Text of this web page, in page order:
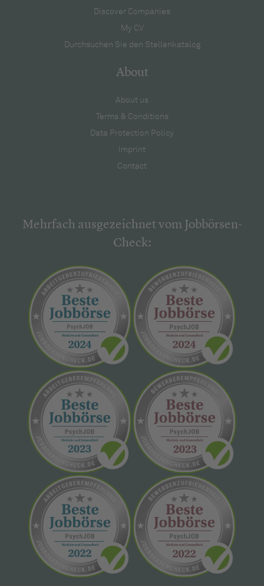
Discover Companies
My CV
Durchsuchen Sie den Stellenkatalog
About
About us
Terms & Conditions
Data Protection Policy
Imprint
Contact
Mehrfach ausgezeichnet vom Jobbörsen-
Check: